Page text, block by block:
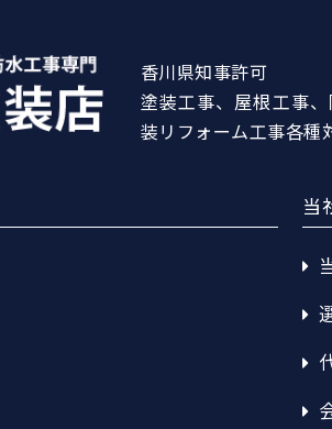
香川県知事許可
塗装工事、屋根工事
装リフォーム工事各種
当